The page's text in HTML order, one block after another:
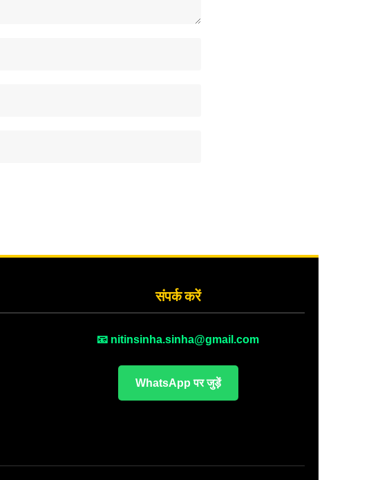
संपर्क करें
📧 nitinsinha.sinha@gmail.com
WhatsApp पर जुड़ें